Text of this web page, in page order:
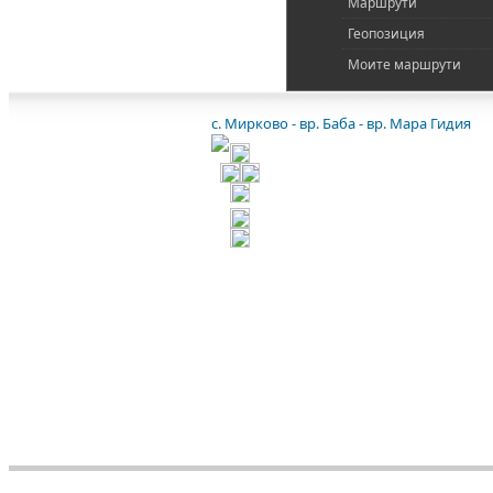
Геопозиция
Моите маршрути
с. Мирково - вр. Баба - вр. Мара Гидия